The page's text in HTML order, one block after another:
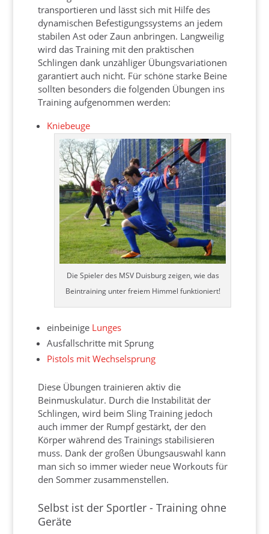
transportieren und lässt sich mit Hilfe des
dynamischen Befestigungssystems an jedem
stabilen Ast oder Zaun anbringen. Langweilig
wird das Training mit den praktischen
Schlingen dank unzähliger Übungsvariationen
garantiert auch nicht. Für schöne starke Beine
sollten besonders die folgenden Übungen ins
Training aufgenommen werden:
Kniebeuge
Die Spieler des MSV Duisburg zeigen, wie das
Beintraining unter freiem Himmel funktioniert!
einbeinige Lunges
Ausfallschritte mit Sprung
Pistols mit Wechselsprung
Diese Übungen trainieren aktiv die
Beinmuskulatur. Durch die Instabilität der
Schlingen, wird beim Sling Training jedoch
auch immer der Rumpf gestärkt, der den
Körper während des Trainings stabilisieren
muss. Dank der großen Übungsauswahl kann
man sich so immer wieder neue Workouts für
den Sommer zusammenstellen.
Selbst ist der Sportler - Training ohne
Geräte